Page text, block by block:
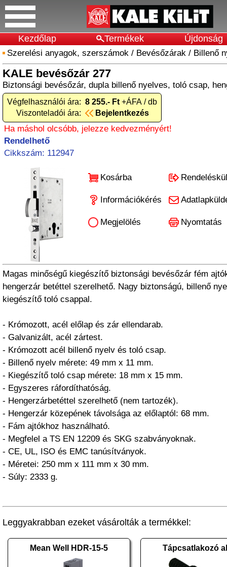
Kezdőlap Termékek Újdonság
Szerelési anyagok, szerszámok / Bevésőzárak / Billenő
KALE bevésőzár 277
Biztonsági bevésőzár, dupla billenő nyelves, toló csap,
Végfelhasználói ára: 8 255.- Ft +ÁFA / db
Viszonteladói ára:
Bejelentkezés
Ha máshol olcsóbb, jelezze kedvezményért!
Rendelhető
Cikkszám: 112947
Kosárba
Információkérés
Megjelölés Nyomtatás
Magas minőségű kiegészítő biztonsági bevésőzár fém
hengerzár betéttel szerelhető. Nagy biztonságú, billenő
kiegészítő toló csappal.
- Krómozott, acél előlap és zár ellendarab.
- Galvanizált, acél zártest.
- Krómozott acél billenő nyelv és toló csap.
- Billenő nyelv mérete: 49 mm x 11 mm.
- Kiegészítő toló csap mérete: 18 mm x 15 mm.
- Egyszeres ráfordíthatóság.
- Hengerzárbetéttel szerelhető (nem tartozék).
- Hengerzár közepének távolsága az előlaptól: 68 mm.
- Fám ajtókhoz használható.
- Megfelel a TS EN 12209 és SKG szabványoknak.
- CE, UL, ISO és EMC tanúsítványok.
- Méretei: 250 mm x 111 mm x 30 mm.
- Súly: 2333 g.
Leggyakrabban ezeket vásárolták a termékkel:
Mean Well HDR-15-5 Tápcsatlakozó